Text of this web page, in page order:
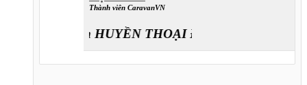
Thành viên CaravanVN
Caravan HUYỀN THOẠI ĐƯỜNG LÊN ĐỈNH